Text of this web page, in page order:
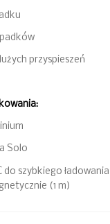
przyspieszeń
Solo
do szybkiego
(1 m)